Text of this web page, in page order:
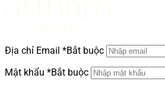
Địa chỉ Email *Bắt buộc
Mật khẩu *Bắt buộc